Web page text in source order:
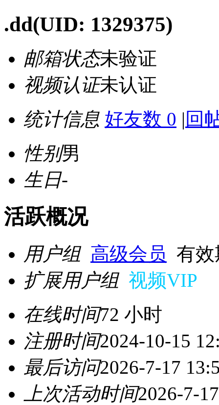
.dd(UID: 1329375)
邮箱状态未验证
视频认证未认证
统计信息 好友数 0 | 回
性别男
生日-
活跃概况
用户组 高级会员 有效
扩展用户组 视频VIP
在线时间72 小时
注册时间2024-10-15
最后访问2026-7-17
上次活动时间2026-7-